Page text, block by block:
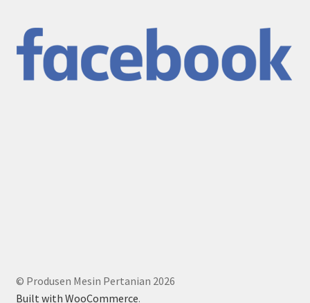
© Produsen Mesin Pertanian 2026
Built with WooCommerce.